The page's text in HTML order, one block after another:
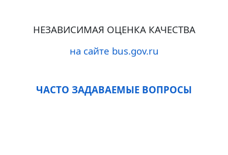
НЕЗАВИСИМАЯ ОЦЕНКА КАЧЕСТВА
на сайте bus.gov.ru
ЧАСТО ЗАДАВАЕМЫЕ ВОПРОСЫ